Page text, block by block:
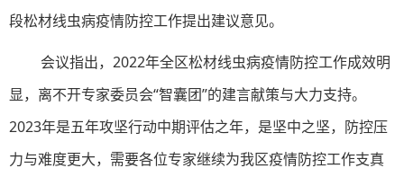
段松材线虫病疫情防控工作提出建议意见。
会议指出，2022年全区松材线虫病疫情防控工作成效明
显，离不开专家委员会“智囊团”的建言献策与大力支持。
2023年是五年攻坚行动中期评估之年，是坚中之坚，防控压
力与难度更大，需要各位专家继续为我区疫情防控工作支真